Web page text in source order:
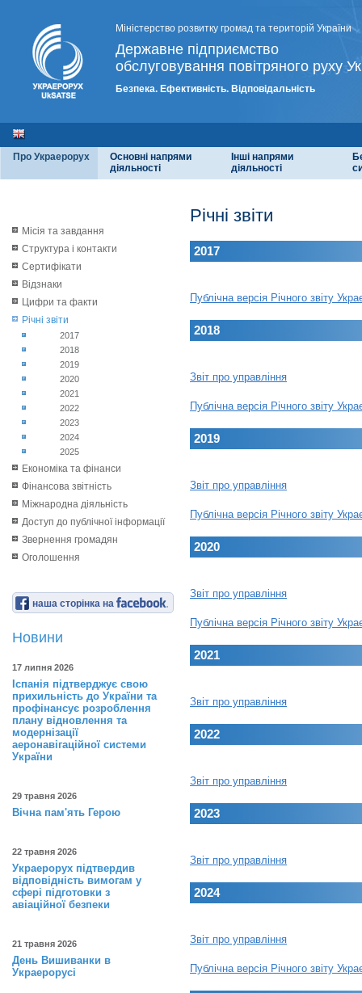
Міністерство розвитку громад та територій України
Державне підприємство
обслуговування повітряного руху
Безпека. Ефективність. Відповідальність
Про Украерорух
Основні напрями
діяльності
Інші напрями
діяльності
Місія та завдання
Структура і контакти
Сертифікати
Відзнаки
Цифри та факти
Річні звіти
2017
2018
2019
2020
2021
2022
2023
2024
2025
Економіка та фінанси
Фінансова звітність
Міжнародна діяльність
Доступ до публічної інформації
Звернення громадян
Оголошення
наша сторінка на
Новини
17 липня 2026
Іспанія підтверджує свою
прихильність до України та
профінансує розроблення
плану відновлення та
модернізації
аеронавігаційної системи
України
29 травня 2026
Вічна пам'ять Герою
22 травня 2026
Украерорух підтвердив
відповідність вимогам у
сфері підготовки з
авіаційної безпеки
21 травня 2026
День Вишиванки в
Украерорусі
Річні звіти
2017
Публічна версія Річного звіту
2018
Звіт про управління
Публічна версія Річного звіту
2019
Звіт про управління
Публічна версія Річного звіту
2020
Звіт про управління
Публічна версія Річного звіту
2021
Звіт про управління
2022
Звіт про управління
2023
Звіт про управління
2024
Звіт про управління
Публічна версія Річного звіту